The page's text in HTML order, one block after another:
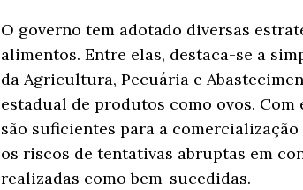
O governo tem adotado diversas
alimentos. Entre elas, destaca-se a
da Agricultura, Pecuária e
estadual de produtos como ovos.
são suficientes para a
os riscos de tentativas abruptas em
realizadas como bem-sucedidas.